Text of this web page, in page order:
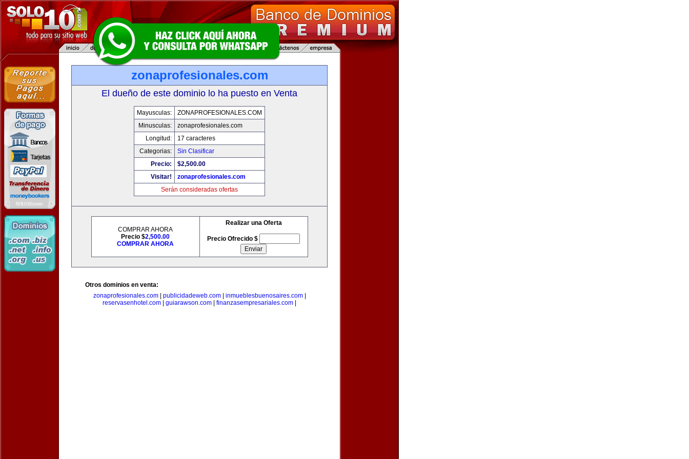
zonaprofesionales.com
El dueño de este dominio lo ha puesto en Venta
Mayusculas:
ZONAPROFESIONALES.COM
Minusculas:
zonaprofesionales.com
Longitud:
17 caracteres
Categorias:
Sin Clasificar
Precio:
$2,500.00
Visitar!
zonaprofesionales.com
Serán consideradas ofertas
COMPRAR AHORA
Precio $2,500.00
COMPRAR AHORA
Realizar una Oferta
Precio Ofrecido $
Otros dominios en venta:
zonaprofesionales.com| publicidadeweb.com| inmueblesbuenosaires.com|
reservasenhotel.com
guiarawson.com finanzasempresariales.com